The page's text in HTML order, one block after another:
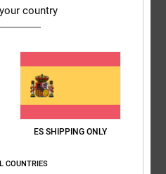
cerradas de piqué de
de humedad, 150 g/m²
en pecho, espalda y mangas
country
ES SHIPPING ONLY
COUNTRIES